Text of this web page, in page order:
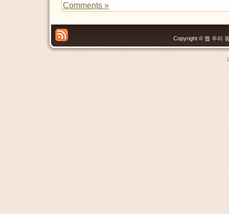
Comments »
Copyright © 웹 우리